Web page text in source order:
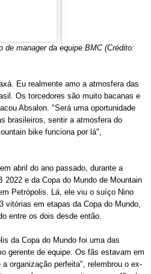
de manager da equipe BMC (Crédito:
Eu realmente amo a atmosfera das
Os torcedores são muito bacanas e
Absalon. "Será uma oportunidade
brasileiros, sentir a atmosfera do
bike funciona por lá",
abril do ano passado, durante a
2022 e da Copa do Mundo de Mountain
Petrópolis. Lá, ele viu o suíço Nino
vitórias em etapas da Copa do Mundo,
entre os dois desde então.
da Copa do Mundo foi uma das
gerente de equipe. Os fãs estavam em
organização perfeita", relembrou o ex-